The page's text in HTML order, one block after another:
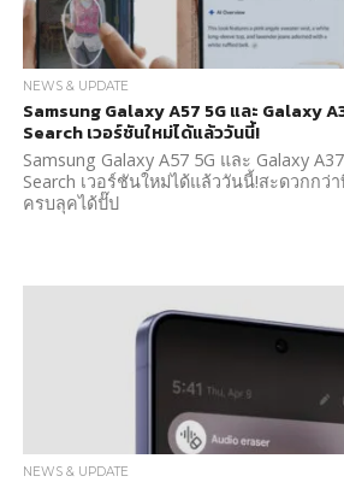
NEWS & UPDATE
Samsung Galaxy A57 5G และ Galaxy
Search เวอร์ชันใหม่ได้แล้ววันนี้!
Samsung Galaxy A57 5G และ Galaxy
Search เวอร์ชันใหม่ได้แล้ววันนี้!สะดวกกว่
ครบลุคได้ปั๊ป
NEWS & UPDATE